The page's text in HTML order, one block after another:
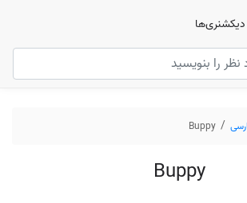
دیکشنری‌ها
Buppy
Buppy